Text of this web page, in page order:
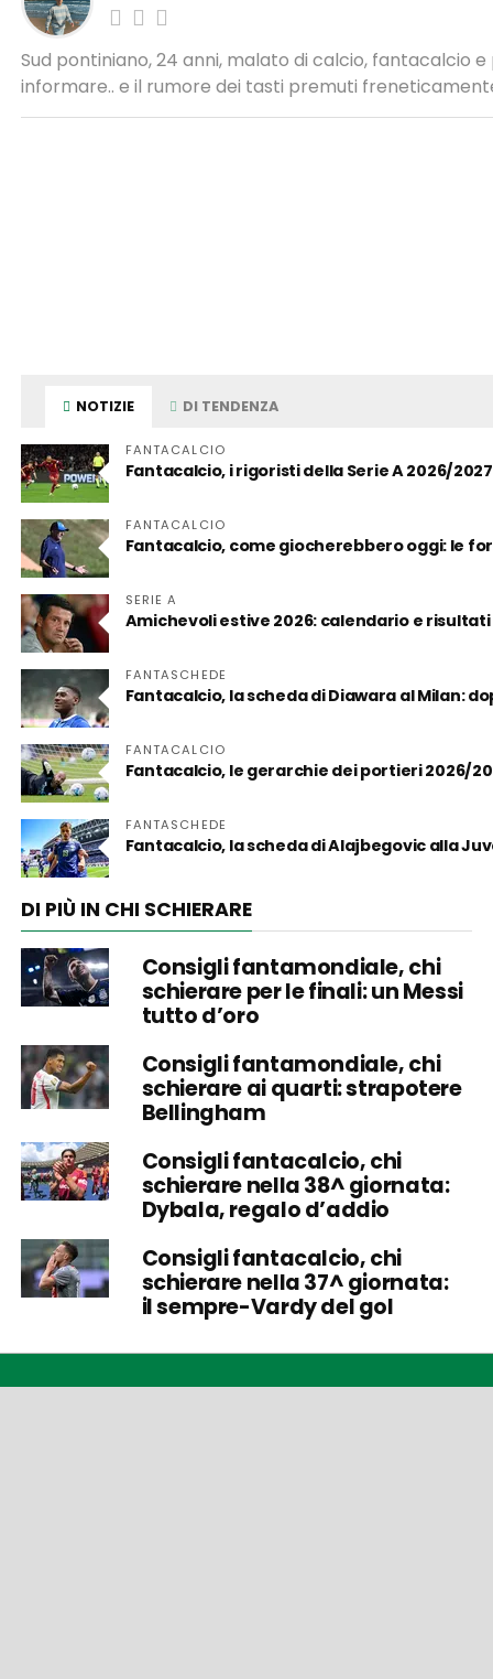
Sud pontiniano, 24 anni, malato di calcio, fantacalcio
informare.. e il rumore dei tasti premuti
NOTIZIE DI TENDENZA
FANTACALCIO
Fantacalcio, i rigoristi della Serie A 2026/
FANTACALCIO
Fantacalcio, come giocherebbero oggi: le
SERIE A
Amichevoli estive 2026: calendario e risultati
FANTASCHEDE
Fantacalcio, la scheda di Diawara al Milan:
FANTACALCIO
Fantacalcio, le gerarchie dei portieri 2026/
FANTASCHEDE
Fantacalcio, la scheda di Alajbegovic alla
DI PIÙ IN CHI SCHIERARE
Consigli fantamondiale, chi
schierare per le finali: un Messi
tutto d’oro
Consigli fantamondiale, chi
schierare ai quarti: strapotere
Bellingham
Consigli fantacalcio, chi
schierare nella 38^ giornata:
Dybala, regalo d’addio
Consigli fantacalcio, chi
schierare nella 37^ giornata:
il sempre-Vardy del gol